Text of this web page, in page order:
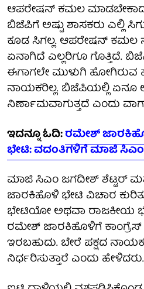
ಆಪರೇಷನ್ ಕಮಲ
ಬಿಜೆಪಿಗೆ ಅಷ್ಟು ಶಾಸಕರು ಎಲ್ಲಿ
ಕೂಡ ಸಿಗಲ್ಲ. ಆಪರೇಷನ್
ಏನಾಗಿದೆ ಎಲ್ಲರಿಗೂ ಗೊತ್ತಿದೆ.
ಈಗಾಗಲೇ ಮುಳುಗಿ
ನಾಯಕರಿಲ್ಲ. ಬಿಜೆಪಿಯಲ್ಲಿ ಏನೂ
ನಿರ್ಣಾಮವಾಗುತ್ತದೆ ಎಂದು
ಇದನ್ನೂ ಓದಿ:ರಮೇಶ್
ಭೇಟಿ: ವದಂತಿಗಳಿಗೆ ಮಾಜಿ ಸಿಎಂ
ಮಾಜಿ ಸಿಎಂ ಜಗದೀಶ್ ಶೆಟ್ಟರ್​
ಜಾರಕಿಹೊಳಿ ಭೇಟಿ ವಿಚಾರ
ಭೇಟಿಯೋ ಅಥವಾ ರಾಜಕೀಯ
ರಮೇಶ್​ ಜಾರಕಿಹೊಳಿಗೆ ಕಾಂಗ್ರೆಸ್
ಇರಬಹುದು. ಬೇರೆ ಪಕ್ಷದ
ನಿರ್ಧರಿಸುತ್ತಾರೆ ಎಂದು ಹೇಳಿದರು.